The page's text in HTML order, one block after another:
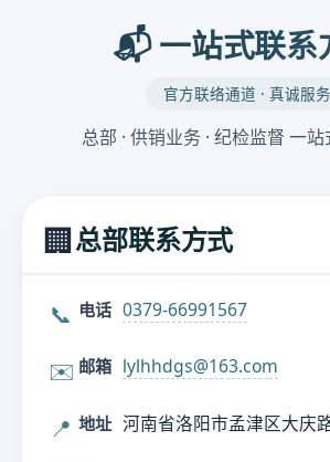
📬 一站式联系
官方联络通道 · 真诚服务
总部 · 供销业务 · 纪检监督 一
🏢总部联系方式
📞 电话 0379-66991567
✉️ 邮箱 lylhhdgs@163.com
📍 地址 河南省洛阳市孟津区大庆